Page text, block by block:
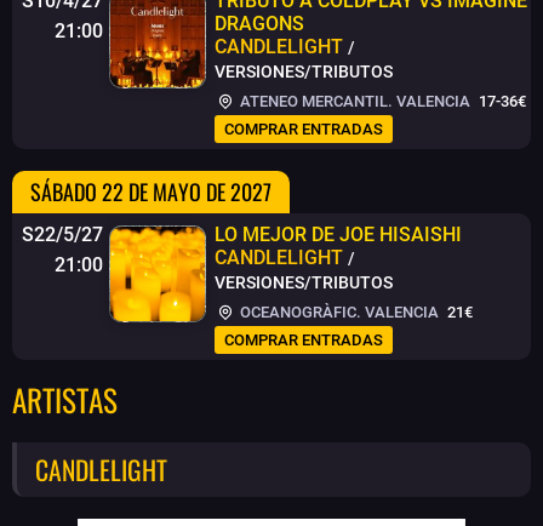
21:00
DRAGONS
CANDLELIGHT /
VERSIONES/TRIBUTOS
ATENEO MERCANTIL. VALENCIA 17-36€
COMPRAR ENTRADAS
SÁBADO 22 DE MAYO DE 2027
S22/5/27
21:00
LO MEJOR DE JOE HISAISHI
CANDLELIGHT /
VERSIONES/TRIBUTOS
OCEANOGRÀFIC. VALENCIA 21€
COMPRAR ENTRADAS
ARTISTAS
CANDLELIGHT